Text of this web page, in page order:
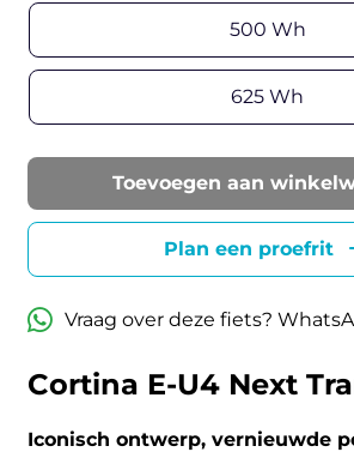
500 Wh
625 Wh
Toevoegen aan
Plan een proefrit
Vraag over deze fiets?
Cortina E-U4 Next
Iconisch ontwerp, vernieuwde